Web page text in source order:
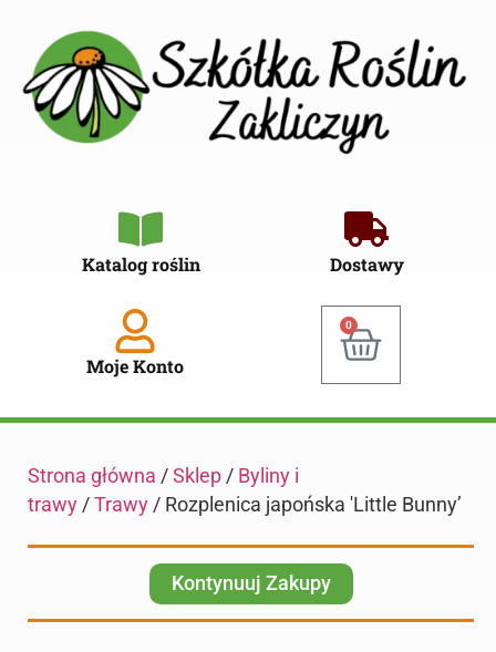
Katalog roślin Dostawy
Moje Konto
0
Strona główna / Sklep / Byliny i
trawy / Trawy / Rozplenica japońska 'Little Bunny’
Kontynuuj Zakupy